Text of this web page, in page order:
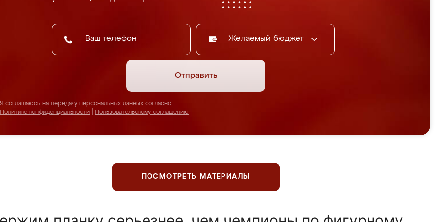
Желаемый бюджет
Отправить
Я соглашаюсь на передачу персональных данных согласно
Политике конфиденциальности
Пользовательскому соглашению
ПОСМОТРЕТЬ МАТЕРИАЛЫ